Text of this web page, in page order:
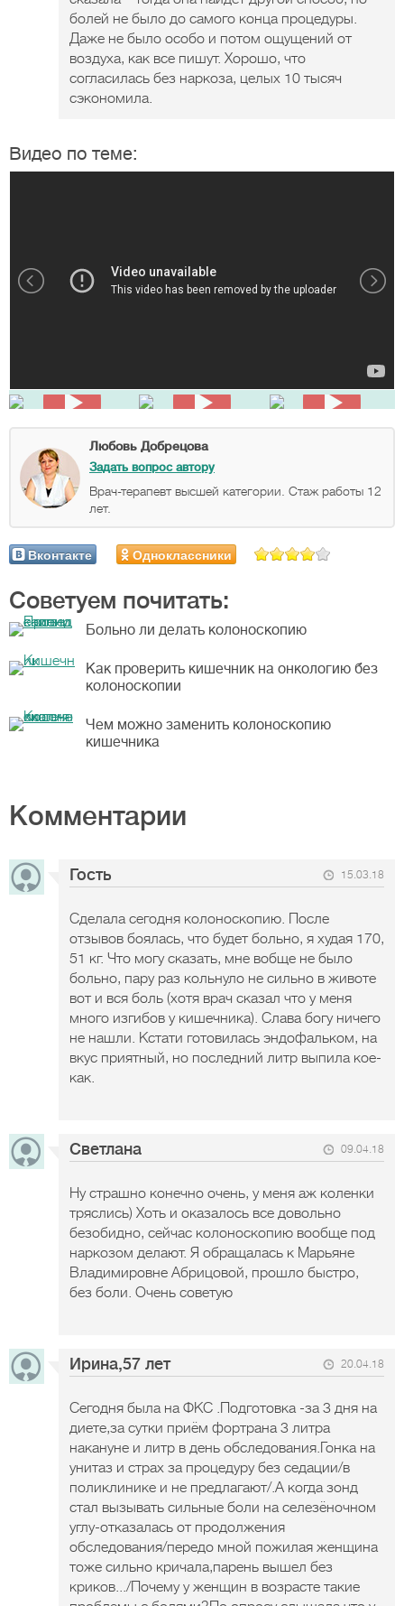
болей не было до самого конца процедуры.
Даже не было особо и потом ощущений от
воздуха, как все пишут. Хорошо, что
согласилась без наркоза, целых 10 тысяч
сэкономила.
Видео по теме:
Любовь Добрецова
Задать вопрос автору
Врач-терапевт высшей категории. Стаж работы 12
лет.
Вконтакте Одноклассники
Советуем почитать:
Больно ли делать колоноскопию
Как проверить кишечник на онкологию без
колоноскопии
Чем можно заменить колоноскопию
кишечника
Комментарии
Гость 15.03.18
Сделала сегодня колоноскопию. После
отзывов боялась, что будет больно, я худая 170,
51 кг. Что могу сказать, мне вобще не было
больно, пару раз кольнуло не сильно в животе
вот и вся боль (хотя врач сказал что у меня
много изгибов у кишечника). Слава богу ничего
не нашли. Кстати готовилась эндофальком, на
вкус приятный, но последний литр выпила кое-
как.
Светлана 09.04.18
Ну страшно конечно очень, у меня аж коленки
тряслись) Хоть и оказалось все довольно
безобидно, сейчас колоноскопию вообще под
наркозом делают. Я обращалась к Марьяне
Владимировне Абрицовой, прошло быстро,
без боли. Очень советую
Ирина,57 лет 20.04.18
Сегодня была на ФКС .Подготовка -за 3 дня на
диете,за сутки приём фортрана 3 литра
накануне и литр в день обследования.Гонка на
унитаз и страх за процедуру без седации/в
поликлинике и не предлагают/.А когда зонд
стал вызывать сильные боли на селезёночном
углу-отказалась от продолжения
обследования/передо мной пожилая женщина
тоже сильно кричала,парень вышел без
криков.../Почему у женщин в возрасте такие